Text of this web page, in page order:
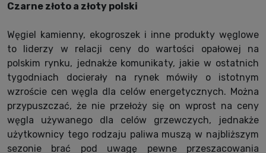
Czarne złoto a złoty polski
Węgiel kamienny, ekogroszek i inne produkty węglowe
to liderzy w relacji ceny do wartości opałowej na
polskim rynku, jednakże komunikaty, jakie w ostatnich
tygodniach docierały na rynek mówiły o istotnym
wzroście cen węgla dla celów energetycznych. Można
przypuszczać, że nie przełoży się on wprost na ceny
węgla używanego dla celów grzewczych, jednakże
użytkownicy tego rodzaju paliwa muszą w najbliższym
sezonie brać pod uwagę pewne przeszacowania